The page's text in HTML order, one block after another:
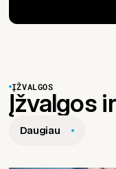
ĮŽVALGOS
Įžvalgos
Daugiau